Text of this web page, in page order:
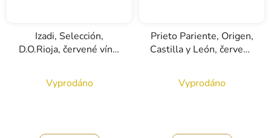
Izadi, Selección,
D.O.Rioja, červené víno,
Vyprodáno
Prieto Pariente, Origen,
Castilla y León, červené
Vyprodáno